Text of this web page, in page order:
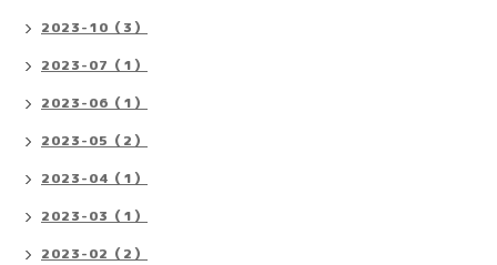
2023-10（3）
2023-07（1）
2023-06（1）
2023-05（2）
2023-04（1）
2023-03（1）
2023-02（2）